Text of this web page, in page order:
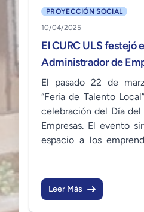
PROYECCIÓN SOCIAL
10/04/2025
El CURC ULS festejó
Administrador de
“Feria de Talento
El pasado 22 de
“Feria de Talento
celebración del Día
Empresas. El evento
espacio a los
activa de la comunidad
Leer Más